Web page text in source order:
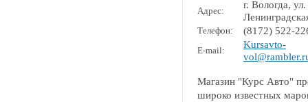
Адрес:
г. Вологда, ул.
Телефон: (8172) 522-
E-mail:
Kursavto-
Магазин "Курс Авто"
широко известных